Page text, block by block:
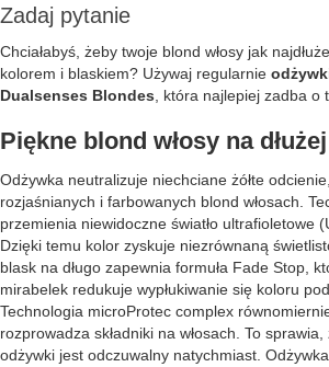
Zadaj pytanie
Chciałabyś, żeby twoje blond włosy jak
kolorem i blaskiem? Używaj regularnie
Dualsenses Blondes , która najlepiej zadba o
Piękne blond włosy na dłużej
Odżywka neutralizuje niechciane żółte
rozjaśnianych i farbowanych blond włosach.
przemienia niewidoczne światło ultrafioletowe
Dzięki temu kolor zyskuje niezrównaną
blask na długo zapewnia formuła Fade Stop,
mirabelek redukuje wypłukiwanie się koloru
Technologia microProtec complex
rozprowadza składniki na włosach. To sprawia,
odżywki jest odczuwalny natychmiast. Odżywka